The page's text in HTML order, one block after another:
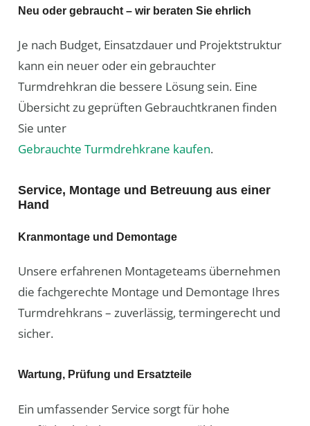
Neu oder gebraucht – wir beraten Sie ehrlich
Je nach Budget, Einsatzdauer und Projektstruktur
kann ein neuer oder ein gebrauchter
Turmdrehkran die bessere Lösung sein. Eine
Übersicht zu geprüften Gebrauchtkranen finden
Sie unter
Gebrauchte Turmdrehkrane kaufen.
Service, Montage und Betreuung aus einer
Hand
Kranmontage und Demontage
Unsere erfahrenen Montageteams übernehmen
die fachgerechte Montage und Demontage Ihres
Turmdrehkrans – zuverlässig, termingerecht und
sicher.
Wartung, Prüfung und Ersatzteile
Ein umfassender Service sorgt für hohe